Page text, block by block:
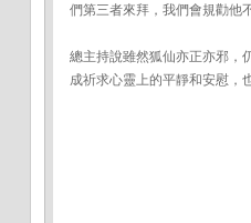
們第三者來拜，我們會規勸他
總主持說雖然狐仙亦正亦邪，
成祈求心靈上的平靜和安慰，